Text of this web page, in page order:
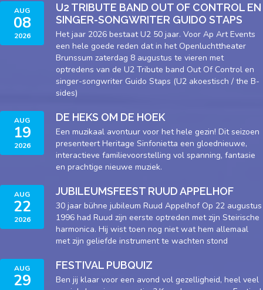
AUG
08
2026
U2 TRIBUTE BAND OUT OF CONTROL EN
SINGER-SONGWRITER GUIDO STAPS
Het jaar 2026 bestaat U2 50 jaar. Voor Ap Art Events
een hele goede reden dat in het Openluchttheater
Brunssum zaterdag 8 augustus te vieren met
optredens van de U2 Tribute band Out Of Control en
singer-songwriter Guido Staps (U2 akoestisch / the B-
sides)
AUG
19
2026
DE HEKS OM DE HOEK
Een muzikaal avontuur voor het hele gezin! Dit seizoen
presenteert Heritage Sinfonietta een gloednieuwe,
interactieve familievoorstelling vol spanning, fantasie
en prachtige nieuwe muziek.
AUG
22
2026
JUBILEUMSFEEST RUUD APPELHOF
30 jaar bühne jubileum Ruud Appelhof Op 22 augustus
1996 had Ruud zijn eerste optreden met zijn Steirische
harmonica. Hij wist toen nog niet wat hem allemaal
met zijn geliefde instrument te wachten stond
AUG
29
FESTIVAL PUBQUIZ
Ben jij klaar voor een avond vol gezelligheid, heel veel